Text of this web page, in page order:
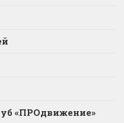
«ПРОдвижение»